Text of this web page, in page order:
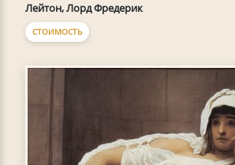
Лейтон, Лорд Фредерик
СТОИМОСТЬ